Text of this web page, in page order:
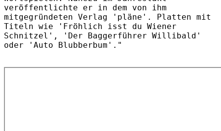
veröffentlichte er in dem von ihm
mitgegründeten Verlag 'pläne'. Platten mit
Titeln wie 'Fröhlich isst du Wiener
Schnitzel', 'Der Baggerführer Willibald'
oder 'Auto Blubberbum'."